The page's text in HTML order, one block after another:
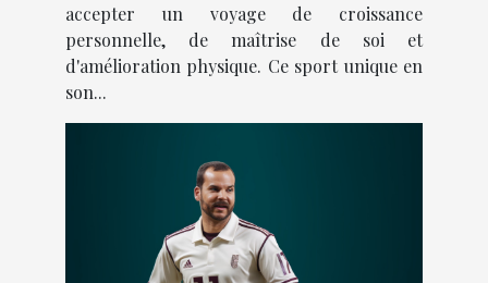
accepter un voyage de croissance
personnelle, de maîtrise de soi et
d'amélioration physique. Ce sport unique en
son...